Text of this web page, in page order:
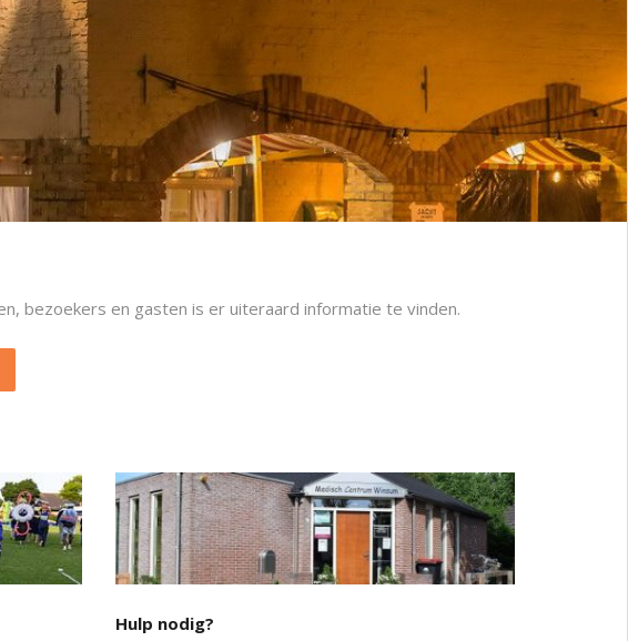
bezoekers en gasten is er uiteraard informatie te vinden.
Hulp nodig?